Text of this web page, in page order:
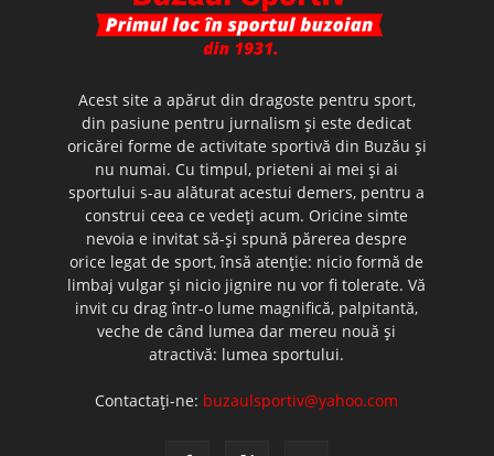
Acest site a apărut din dragoste pentru sport,
din pasiune pentru jurnalism şi este dedicat
oricărei forme de activitate sportivă din Buzău şi
nu numai. Cu timpul, prieteni ai mei şi ai
sportului s-au alăturat acestui demers, pentru a
construi ceea ce vedeţi acum. Oricine simte
nevoia e invitat să-şi spună părerea despre
orice legat de sport, însă atenţie: nicio formă de
limbaj vulgar şi nicio jignire nu vor fi tolerate. Vă
invit cu drag într-o lume magnifică, palpitantă,
veche de când lumea dar mereu nouă şi
atractivă: lumea sportului.
Contactați-ne: buzaulsportiv@yahoo.com